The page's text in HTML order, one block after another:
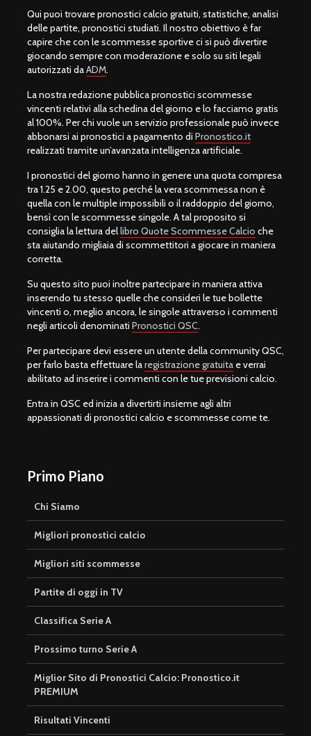
Qui puoi trovare pronostici calcio gratuiti, statistiche, analisi
delle partite, pronostici studiati. Il nostro obiettivo è far
capire che con le scommesse sportive ci si può divertire
giocando sempre con moderazione e solo su siti legali
autorizzati daADM.
La nostra redazione pubblica pronostici scommesse
vincenti relativi alla schedina del giorno e lo facciamo gratis
al 100%. Per chi vuole un servizio professionale può invece
abbonarsi ai pronostici a pagamento di Pronostico.it
realizzati tramite un’avanzata intelligenza artificiale.
I pronostici del giorno hanno in genere una quota compresa
tra 1.25 e 2.00, questo perché la vera scommessa non è
quella con le multiple impossibili o il raddoppio del giorno,
bensì con le scommesse singole. A tal proposito si
consiglia la lettura dellibro Quote Scommesse Calcio che
sta aiutando migliaia di scommettitori a giocare in maniera
corretta.
Su questo sito puoi inoltre partecipare in maniera attiva
inserendo tu stesso quelle che consideri le tue bollette
vincenti o, meglio ancora, le singole attraverso i commenti
negli articoli denominati Pronostici QSC.
Per partecipare devi essere un utente della community QSC,
per farlo basta effettuare laregistrazione gratuita e verrai
abilitato ad inserire i commenti con le tue previsioni calcio.
Entra in QSC ed inizia a divertirti insieme agli altri
appassionati di pronostici calcio e scommesse come te.
Primo Piano
Chi Siamo
Migliori pronostici calcio
Migliori siti scommesse
Partite di oggi in TV
Classifica Serie A
Prossimo turno Serie A
Miglior Sito di Pronostici Calcio: Pronostico.it
PREMIUM
Risultati Vincenti